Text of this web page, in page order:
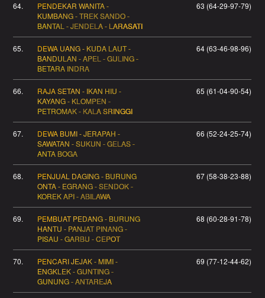
64.
PENDEKAR WANITA -
KUMBANG - TREK SANDO -
BANTAL - JENDELA - LARASATI
63 (64-29-97-79)
65.
DEWA UANG - KUDA LAUT -
BANDULAN - APEL - GULING -
BETARA INDRA
64 (63-46-98-96)
66.
RAJA SETAN - IKAN HIU -
KAYANG - KLOMPEN -
PETROMAK - KALA SRINGGI
65 (61-04-90-54)
67.
DEWA BUMI - JERAPAH -
SAWATAN - SUKUN - GELAS -
ANTA BOGA
66 (52-24-25-74)
68.
PENJUAL DAGING - BURUNG
ONTA - EGRANG - SENDOK -
KOREK API - ABILAWA
67 (58-38-23-88)
69.
PEMBUAT PEDANG - BURUNG
HANTU - PANJAT PINANG -
PISAU - GARBU - CEPOT
68 (60-28-91-78)
70.
PENCARI JEJAK - MIMI -
ENGKLEK - GUNTING -
GUNUNG - ANTAREJA
69 (77-12-44-62)